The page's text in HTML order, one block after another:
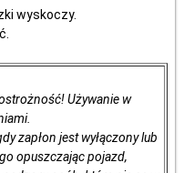
wyskoczy.
Używanie w
zapłon jest wyłączony lub
opuszczając pojazd,